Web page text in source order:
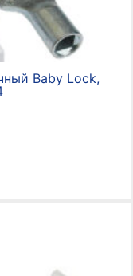
Baby Lock,